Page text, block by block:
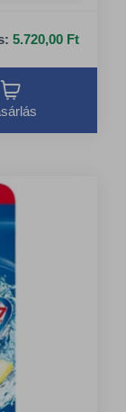
5.720,00 Ft